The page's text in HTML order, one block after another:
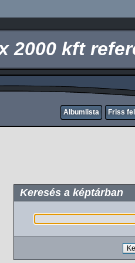
2000 kft
Albumlista Friss
Keresés a képtárban